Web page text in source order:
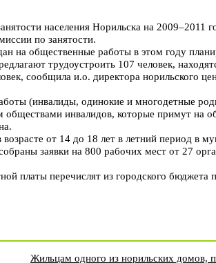
населения Норильска на 2009–2011
по занятости.
на общественные работы в этом году
трудоустроить 107 человек,
сообщила и.о. директора норильского
(инвалиды, одинокие и многодетные
инвалидов, которые примут на
от 14 до 18 лет в летний период в
заявки на 800 рабочих мест от 27
платы перечислят из городского бюджета
Жильцам одного из норильских домов,